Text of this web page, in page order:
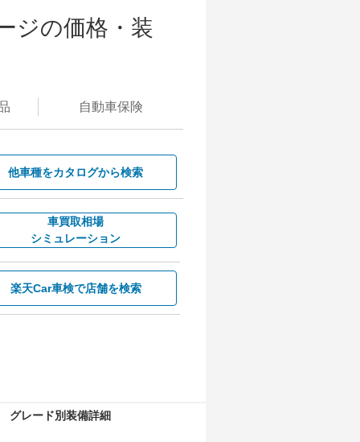
ジの価格・装
自動車保険
他車種をカタログから検索
車買取相場
シミュレーション
楽天Car車検で店舗を検索
グレード別装備詳細